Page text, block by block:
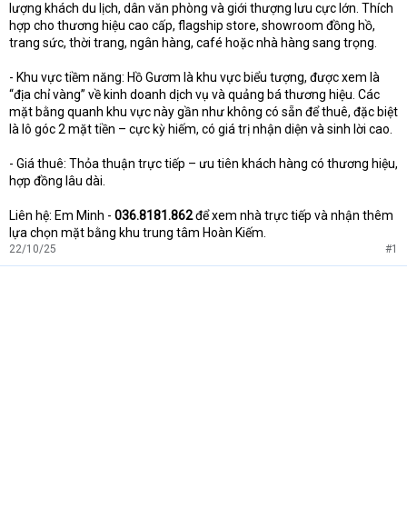
lượng khách du lịch, dân văn phòng và giới thượng lưu cực lớn. Thích
hợp cho thương hiệu cao cấp, flagship store, showroom đồng hồ,
trang sức, thời trang, ngân hàng, café hoặc nhà hàng sang trọng.
- Khu vực tiềm năng: Hồ Gươm là khu vực biểu tượng, được xem là
“địa chỉ vàng” về kinh doanh dịch vụ và quảng bá thương hiệu. Các
mặt bằng quanh khu vực này gần như không có sẵn để thuê, đặc biệt
là lô góc 2 mặt tiền – cực kỳ hiếm, có giá trị nhận diện và sinh lời cao.
- Giá thuê: Thỏa thuận trực tiếp – ưu tiên khách hàng có thương hiệu,
hợp đồng lâu dài.
Liên hệ: Em Minh - 036.8181.862để xem nhà trực tiếp và nhận thêm
lựa chọn mặt bằng khu trung tâm Hoàn Kiếm.
22/10/25 #1